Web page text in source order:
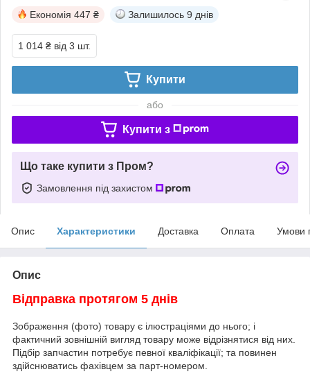
Економія 447 ₴ Залишилось 9 днів
1 014 ₴ від 3 шт.
Купити
або
Купити з
Що таке купити з Пром?
Замовлення під захистом
Опис Характеристики Доставка Оплата Умови
Опис
Відправка протягом 5 днів
Зображення (фото) товару є ілюстраціями до нього; і
фактичний зовнішній вигляд товару може відрізнятися від них.
Підбір запчастин потребує певної кваліфікації; та повинен
здійснюватись фахівцем за парт-номером.